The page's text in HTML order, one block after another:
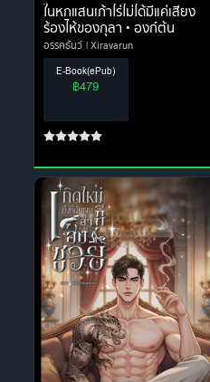
ในหกแสนเก้าไร่ไม่ได้มีแค่เสียง
ร้องไห้ของกุลา • องก์ต้น
อรรคธันว์ Xiravarun
E-Book(ePub)
฿479